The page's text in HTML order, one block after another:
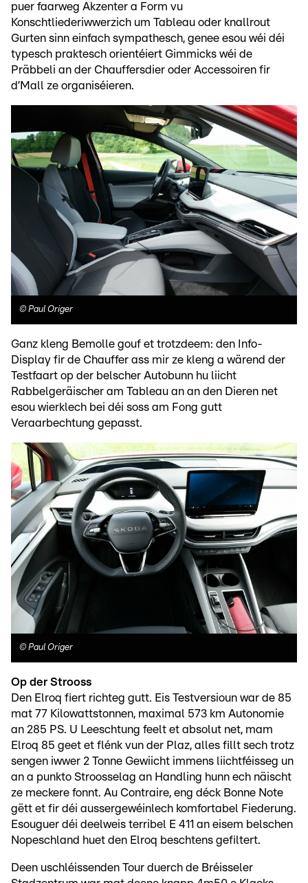
puer faarweg Akzenter a Form vu
Konschtliederiwwerzich um Tableau oder knallrout
Gurten sinn einfach sympathesch, genee esou wéi déi
typesch praktesch orientéiert Gimmicks wéi de
Präbbeli an der Chauffersdier oder Accessoiren fir
d’Mall ze organiséieren.
© Paul Origer
Ganz kleng Bemolle gouf et trotzdeem: den Info-
Display fir de Chauffer ass mir ze kleng a wärend der
Testfaart op der belscher Autobunn hu liicht
Rabbelgeräischer am Tableau an an den Dieren net
esou wierklech bei déi soss am Fong gutt
Veraarbechtung gepasst.
© Paul Origer
Op der Strooss
Den Elroq fiert richteg gutt. Eis Testversioun war de 85
mat 77 Kilowattstonnen, maximal 573 km Autonomie
an 285 PS. U Leeschtung feelt et absolut net, mam
Elroq 85 geet et flénk vun der Plaz, alles fillt sech trotz
sengen iwwer 2 Tonne Gewiicht immens liichtféisseg un
an a punkto Stroosselag an Handling hunn ech näischt
ze meckere fonnt. Au Contraire, eng déck Bonne Note
gëtt et fir déi aussergewéinlech komfortabel Fiederung.
Esouguer déi deelweis terribel E 411 an eisem belschen
Nopeschland huet den Elroq beschtens gefiltert.
Deen uschléissenden Tour duerch de Bréisseler